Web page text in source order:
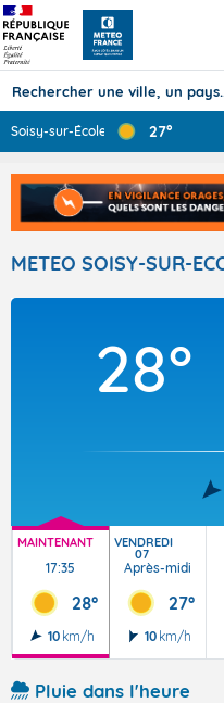
TOUS
Soisy-sur-École 27°
METEO SOISY-SUR-
28°
MAINTENANT
17:35
28°
10 km/h
VENDREDI
07
Après-midi
27°
10 km/h
Pluie dans l'heure